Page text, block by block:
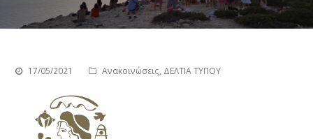
17/05/2021 Ανακοινώσεις, ΔΕΛΤΙΑ ΤΥΠΟΥ